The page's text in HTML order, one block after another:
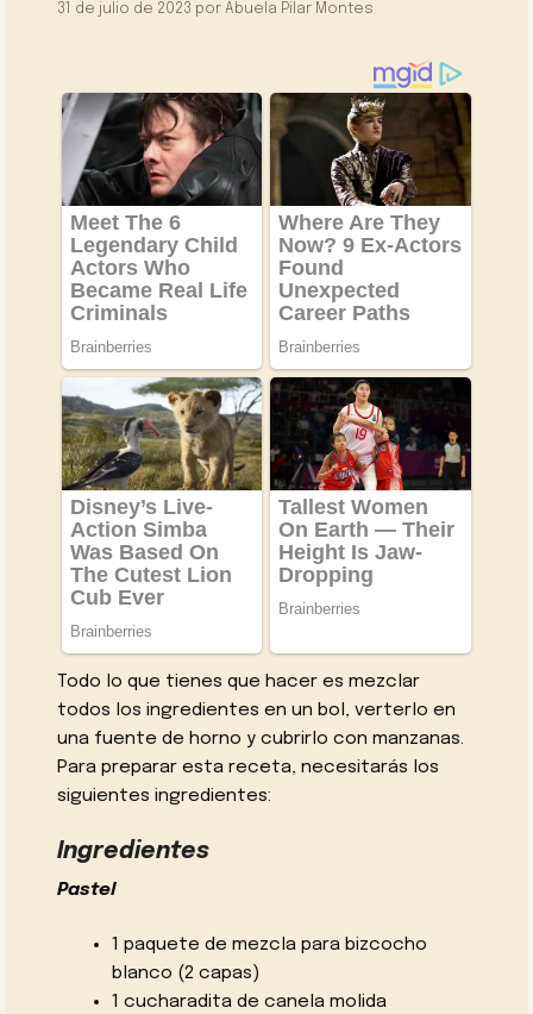
31 de julio de 2023 por Abuela Pilar Montes
Todo lo que tienes que hacer es mezclar
todos los ingredientes en un bol, verterlo en
una fuente de horno y cubrirlo con manzanas.
Para preparar esta receta, necesitarás los
siguientes ingredientes:
Ingredientes
Pastel
1 paquete de mezcla para bizcocho
blanco (2 capas)
1 cucharadita de canela molida